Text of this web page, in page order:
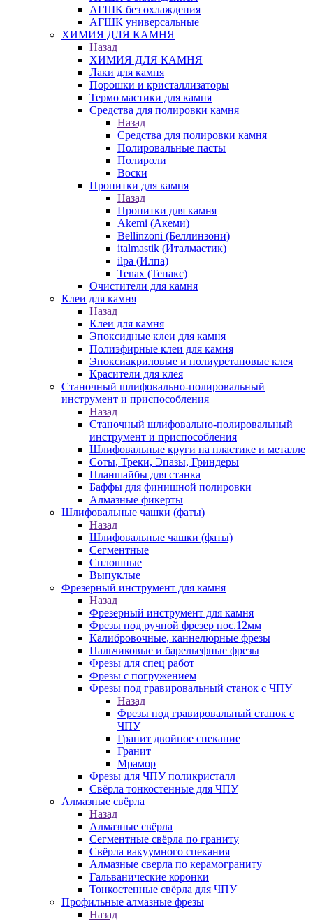
АГШК без охлаждения
АГШК универсальные
ХИМИЯ ДЛЯ КАМНЯ
Назад
ХИМИЯ ДЛЯ КАМНЯ
Лаки для камня
Порошки и кристаллизаторы
Термо мастики для камня
Средства для полировки камня
Назад
Средства для полировки камня
Полировальные пасты
Полироли
Воски
Пропитки для камня
Назад
Пропитки для камня
Akemi (Акеми)
Bellinzoni (Беллинзони)
italmastik (Италмастик)
ilpa (Илпа)
Tenax (Тенакс)
Очистители для камня
Клеи для камня
Назад
Клеи для камня
Эпоксидные клеи для камня
Полиэфирные клеи для камня
Эпоксиакриловые и полиуретановые клея
Красители для клея
Станочный шлифовально-полировальный
инструмент и приспособления
Назад
Станочный шлифовально-полировальный
инструмент и приспособления
Шлифовальные круги на пластике и металле
Соты, Треки, Эпазы, Гриндеры
Планшайбы для станка
Баффы для финишной полировки
Алмазные фикерты
Шлифовальные чашки (фаты)
Назад
Шлифовальные чашки (фаты)
Сегментные
Сплошные
Выпуклые
Фрезерный инструмент для камня
Назад
Фрезерный инструмент для камня
Фрезы под ручной фрезер пос.12мм
Калибровочные, каннелюрные фрезы
Пальчиковые и барельефные фрезы
Фрезы для спец работ
Фрезы с погружением
Фрезы под гравировальный станок с ЧПУ
Назад
Фрезы под гравировальный станок с
ЧПУ
Гранит двойное спекание
Гранит
Мрамор
Фрезы для ЧПУ поликристалл
Свёрла тонкостенные для ЧПУ
Алмазные свёрла
Назад
Алмазные свёрла
Сегментные свёрла по граниту
Свёрла вакуумного спекания
Алмазные сверла по керамограниту
Гальванические коронки
Тонкостенные свёрла для ЧПУ
Профильные алмазные фрезы
Назад